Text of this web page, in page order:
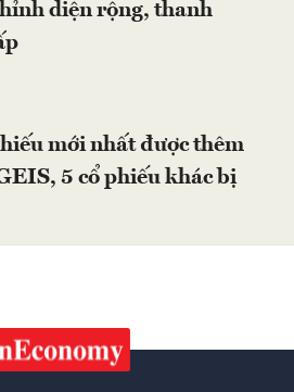
diện rộng, thanh
mới nhất được thêm
5 cổ phiếu khác bị